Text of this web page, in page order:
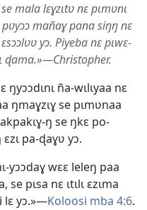
mala lɛɣzɩtʋ nɛ pɩmʋnɩ
mañaɣ pana siŋŋ nɛ
yɔ. Piyeba nɛ pɩwɛ-
ɖama.»—Christopher.
ŋyɔɔdɩnɩ ña-wɩlɩyaa nɛ
ŋmaɣzɩɣ se pɩmʋnaa
ŋ se ŋkɛ po-
pa-ɖaɣʋ yɔ.
yɔɔdaɣ wɛɛ leleŋ paa
pɩsa nɛ ɩtɩlɩ ɛzɩma
lɛ yɔ.»—Koloosi mba 4:6.